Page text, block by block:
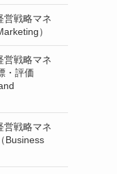
営戦略マネ
）
営戦略マネ
・評価
営戦略マネ
Business